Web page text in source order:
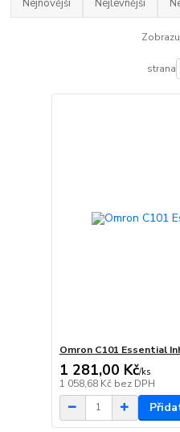
Nejnovější Nejlevnější
strana
Omron C101 Essential
1 281,00 Kč/ks
1 058,68 Kč bez DPH